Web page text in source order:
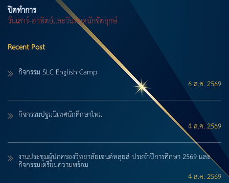
ปิดทำการ
วันเสาร์-อาทิตย์และวันหยุดนักขัตฤกษ์
Recent Post
กิจกรรม SLC English Camp
6 ส.ค. 2569
กิจกรรมปฐมนิเทศนักศึกษาใหม่
4 ส.ค. 2569
งานประชุมผู้ปกครองวิทยาลัยเซนต์หลุยส์ ประจำปีการศึกษา 2569 และ
กิจกรรมเตรียมความพร้อม
4 ส.ค. 2569